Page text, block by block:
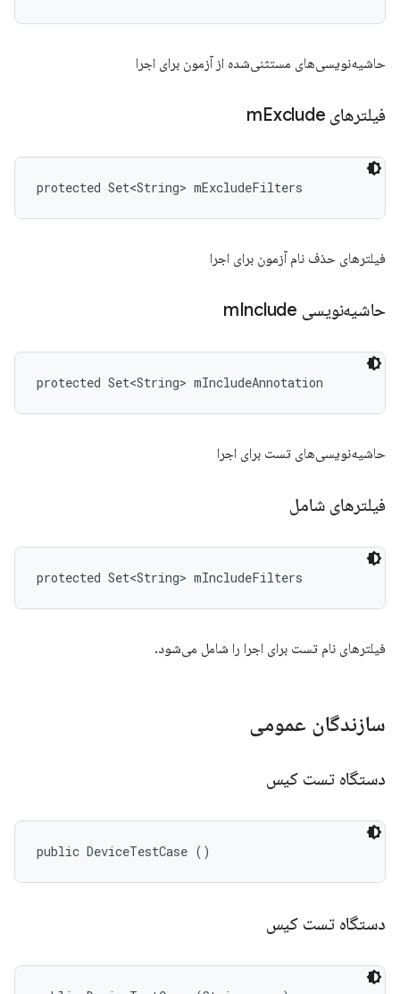
حاشیه‌نویسی‌های مستثنی‌شده از آزمون برای اجرا
فیلترهای m Exclude
protected Set<String> mExcludeFilters
فیلترهای حذف نام آزمون برای اجرا
حاشیه‌نویسی m Include
protected Set<String> mIncludeAnnotation
حاشیه‌نویسی‌های تست برای اجرا
فیلترهای شامل
protected Set<String> mIncludeFilters
فیلترهای نام تست برای اجرا را شامل می‌شود.
سازندگان عمومی
دستگاه تست کیس
public DeviceTestCase ()
دستگاه تست کیس